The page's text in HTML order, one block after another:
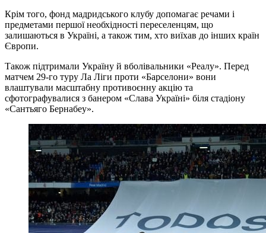
Крім того, фонд мадридського клубу допомагає речами і
предметами першої необхідності переселенцям, що
залишаються в Україні, а також тим, хто виїхав до інших країн
Європи.
Також підтримали Україну й вболівальники «Реалу». Перед
матчем 29-го туру Ла Ліги проти «Барселони» вони
влаштували масштабну противоєнну акцію та
сфотографувалися з банером «Слава Україні» біля стадіону
«Сантьяго Бернабеу».